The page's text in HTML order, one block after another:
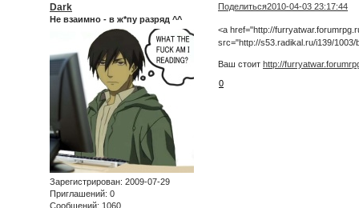
Поделиться2010-04-03 23:17:44
Dark
Не взаимно - в ж*пу разряд ^^
Зарегистрирован: 2009-07-29
Приглашений: 0
Сообщений: 1060
<a href="http://
src="http://s53.radikal.ru/i139/1003/
Ваш стоитhttp://
0